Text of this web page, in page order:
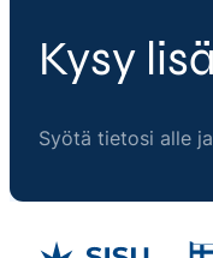
Kysy
Syötä tietosi alle